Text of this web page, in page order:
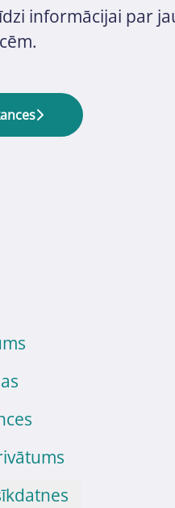
informācijai par